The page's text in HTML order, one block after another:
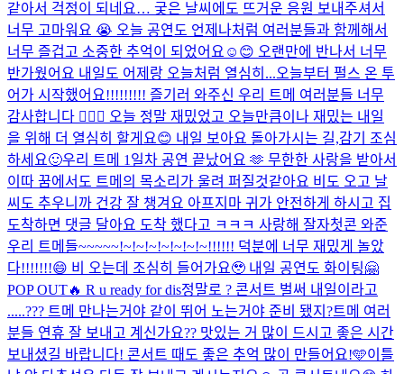
같아서 걱정이 되네요… 궂은 날씨에도 뜨거운 응원 보내주셔서
너무 고마워요 😭 오늘 공연도 언제나처럼 여러분들과 함께해서
너무 즐겁고 소중한 추억이 되었어요☺️😊 오랜만에 반나서 너무
반가웠어요 내일도 어제랑 오늘처럼 열심히...오늘부터 펄스 온 투
어가 시작했어요!!!!!!!!! 즐기러 와주신 우리 트메 여러분들 너무
감사합니다 🙇🏻‍♂️ 오늘 정말 재밌었고 오늘만큼이나 재밌는 내일
을 위해 더 열심히 할게요😊 내일 보아요 돌아가시는 길,감기 조심
하세요🙂우리 트메 1일차 공연 끝났어요 🫶 무한한 사랑을 받아서
이따 꿈에서도 트메의 목소리가 울려 퍼질것같아요 비도 오고 날
씨도 추우니까 건강 잘 챙겨요 아프지마 귀가 안전하게 하시고 집
도착하면 댓글 달아요 도착 했다고 ㅋㅋㅋ 사랑해 잘자첫콘 와준
우리 트메들~~~~~!~!~!~!~!~!~!~!!!!!! 덕분에 너무 재밌게 놀았
다!!!!!!!😄 비 오는데 조심히 들어가요🥹 내일 공연도 화이팅🤗
POP OUT🔥 R u ready for dis정말로 ? 콘서트 벌써 내일이라고
.....??? 트메 만나는거야 같이 뛰어 노는거야 준비 됐지?트메 여러
분들 연휴 잘 보내고 계신가요?? 맛있는 거 많이 드시고 좋은 시간
보내셨길 바랍니다! 콘서트 때도 좋은 추억 많이 만들어요!🩵이틀